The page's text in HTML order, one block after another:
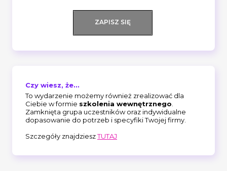
ZAPISZ SIĘ
Czy wiesz, że...
To wydarzenie możemy również zrealizować dla
Ciebie w formie szkolenia wewnętrznego
Zamknięta grupa uczestników oraz indywidualne
dopasowanie do potrzeb i specyfiki Twojej firmy.
Szczegóły znajdzieszTUTAJ